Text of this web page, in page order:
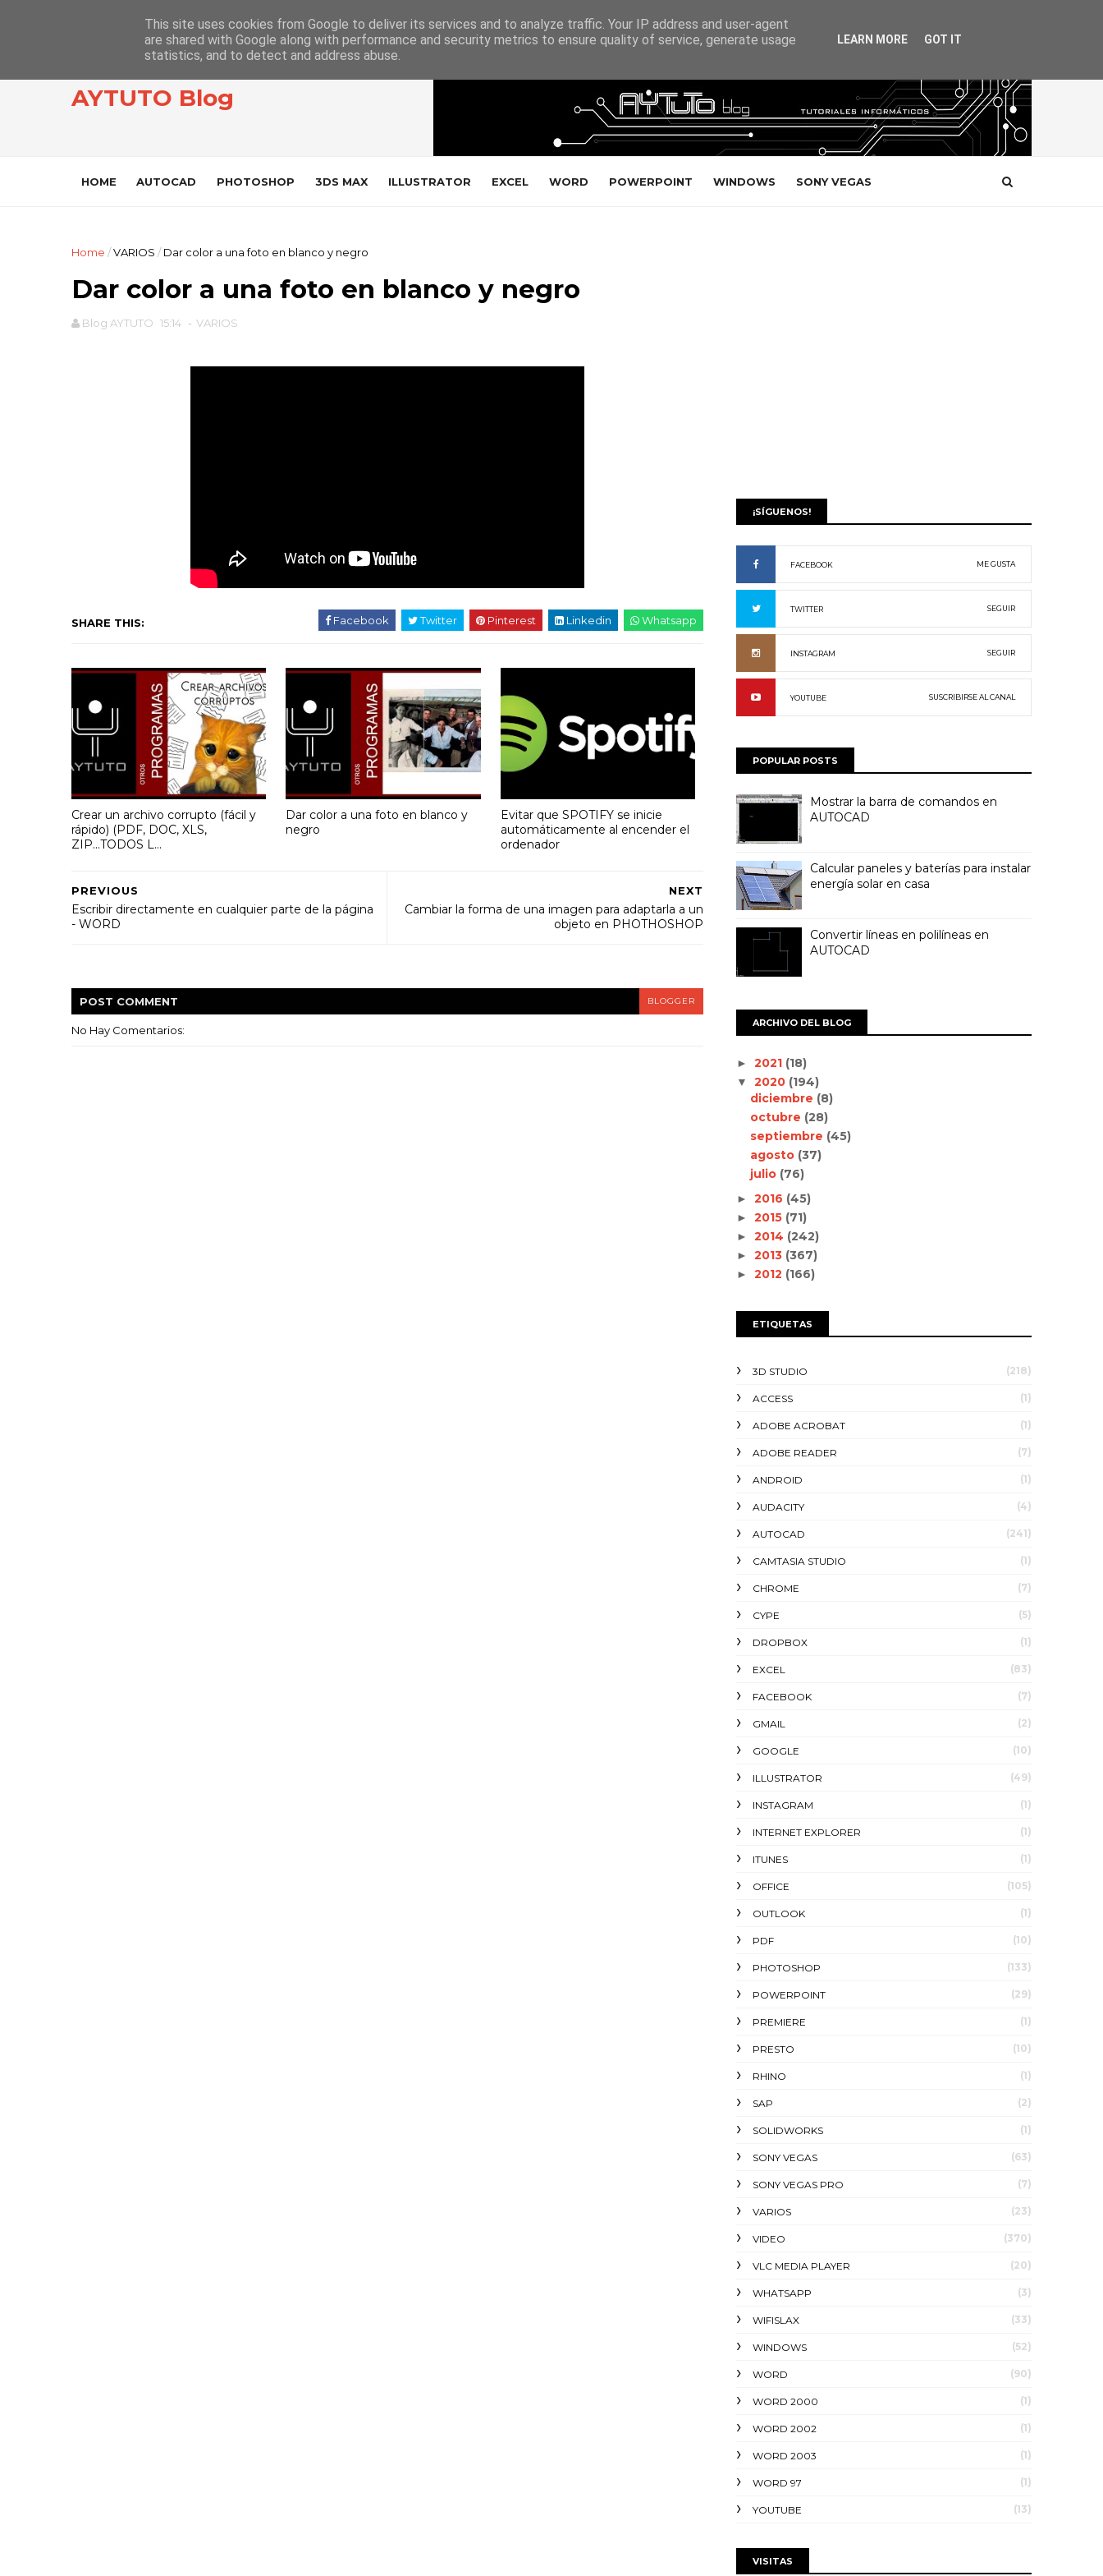
AYTUTO Blog
HOME AUTOCAD PHOTOSHOP 3DS MAX ILLUSTRATOR EXCEL WORD POWERPOINT WINDOWS SONY VEGAS
Home /VARIOS / Dar color a una foto en blanco y negro
Dar color a una foto en blanco y negro
Blog AYTUTO 15:14 - VARIOS
SHARE THIS: Facebook Twitter Pinterest Linkedin Whatsapp
Crear un archivo corrupto (fácil y
rápido) (PDF, DOC, XLS,
ZIP...TODOS L...
Dar color a una foto en blanco y
negro
Evitar que SPOTIFY se inicie
automáticamente al encender el
ordenador
NEXT
Cambiar la forma de una imagen para adaptarla a un
objeto en PHOTHOSHOP
PREVIOUS
Escribir directamente en cualquier parte de la página
- WORD
POST COMMENT BLOGGER
No Hay Comentarios:
¡SÍGUENOS!
FACEBOOK ME GUSTA
TWITTER SEGUIR
INSTAGRAM SEGUIR
YOUTUBE SUSCRIBIRSE AL CANAL
POPULAR POSTS
Mostrar la barra de comandos en
AUTOCAD
Calcular paneles y baterías para instalar
energía solar en casa
Convertir líneas en polilíneas en
AUTOCAD
ARCHIVO DEL BLOG
► 2021 (18)
▼ 2020 (194)
diciembre (8)
octubre (28)
septiembre (45)
agosto (37)
julio (76)
► 2016 (45)
► 2015 (71)
► 2014 (242)
► 2013 (367)
► 2012 (166)
ETIQUETAS
3D STUDIO (218)
ACCESS (1)
ADOBE ACROBAT (1)
ADOBE READER (7)
ANDROID (1)
AUDACITY (4)
AUTOCAD (241)
CAMTASIA STUDIO (1)
CHROME (7)
CYPE (5)
DROPBOX (1)
EXCEL (83)
FACEBOOK (7)
GMAIL (2)
GOOGLE (10)
ILLUSTRATOR (49)
INSTAGRAM (1)
INTERNET EXPLORER (1)
ITUNES (1)
OFFICE (105)
OUTLOOK (1)
PDF (10)
PHOTOSHOP (133)
POWERPOINT (29)
PREMIERE (1)
PRESTO (10)
RHINO (1)
SAP (2)
SOLIDWORKS (1)
SONY VEGAS (63)
SONY VEGAS PRO (7)
VARIOS (23)
VIDEO (370)
VLC MEDIA PLAYER (20)
WHATSAPP (3)
WIFISLAX (33)
WINDOWS (52)
WORD (90)
WORD 2000 (1)
WORD 2002 (1)
WORD 2003 (1)
WORD 97 (1)
YOUTUBE (13)
VISITAS
This site uses cookies from Google to deliver its services and to analyze traffic. Your IP address and user-agent
are shared with Google along with performance and security metrics to ensure quality of service, generate usage
statistics, and to detect and address abuse.
LEARN MORE GOT IT